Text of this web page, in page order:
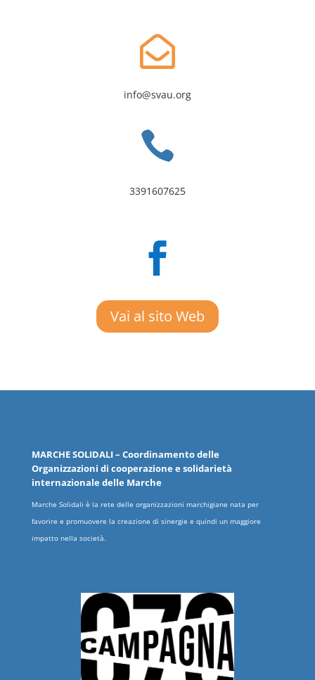

info@svau.org

3391607625

Vai al sito Web
MARCHESOLIDALI– Coordinamento delle
Organizzazioni di cooperazione e solidarietà
internazionale delle Marche
Marche Solidali è la rete delle organizzazioni marchigiane nata per
favorire e promuovere la creazione di sinergie e quindi un maggiore
impatto nella società.